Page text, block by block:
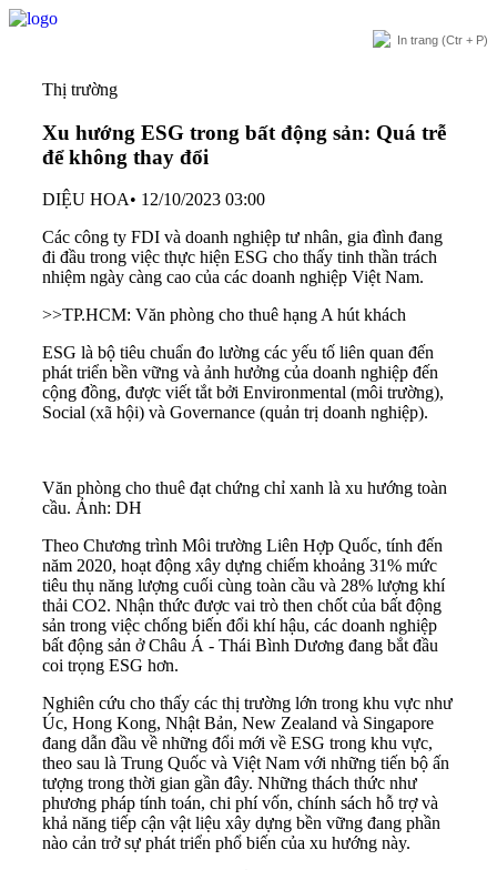
In trang (Ctr + P)
Thị trường
Xu hướng ESG trong bất động sản: Quá trễ
để không thay đổi
DIỆU HOA• 12/10/2023 03:00
Các công ty FDI và doanh nghiệp tư nhân, gia đình đang
đi đầu trong việc thực hiện ESG cho thấy tinh thần trách
nhiệm ngày càng cao của các doanh nghiệp Việt Nam.
>>TP.HCM: Văn phòng cho thuê hạng A hút khách
ESG là bộ tiêu chuẩn đo lường các yếu tố liên quan đến
phát triển bền vững và ảnh hưởng của doanh nghiệp đến
cộng đồng, được viết tắt bởi Environmental (môi trường),
Social (xã hội) và Governance (quản trị doanh nghiệp).
Văn phòng cho thuê đạt chứng chỉ xanh là xu hướng toàn
cầu. Ảnh: DH
Theo Chương trình Môi trường Liên Hợp Quốc, tính đến
năm 2020, hoạt động xây dựng chiếm khoảng 31% mức
tiêu thụ năng lượng cuối cùng toàn cầu và 28% lượng khí
thải CO2. Nhận thức được vai trò then chốt của bất động
sản trong việc chống biến đổi khí hậu, các doanh nghiệp
bất động sản ở Châu Á - Thái Bình Dương đang bắt đầu
coi trọng ESG hơn.
Nghiên cứu cho thấy các thị trường lớn trong khu vực như
Úc, Hong Kong, Nhật Bản, New Zealand và Singapore
đang dẫn đầu về những đổi mới về ESG trong khu vực,
theo sau là Trung Quốc và Việt Nam với những tiến bộ ấn
tượng trong thời gian gần đây. Những thách thức như
phương pháp tính toán, chi phí vốn, chính sách hỗ trợ và
khả năng tiếp cận vật liệu xây dựng bền vững đang phần
nào cản trở sự phát triển phổ biến của xu hướng này.